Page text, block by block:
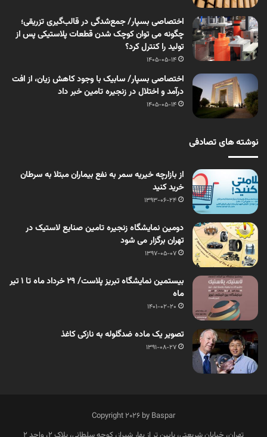
اختصاصی بسپار/ جمع‌شدگی در قالب‌گیری تزریقی؛
چگونه می توان کوچک شدن قطعات پلاستیکی پس از
تولید را کنترل کرد؟
1405-05-14
اختصاصی بسپار/ سابیک با وجود کاهش زیان، از افت
درآمد و اختلال در زنجیره تامین خبر داد
1405-05-14
نوشته های تصادفی
از بازارچه خیریه سمر به نفع بیماران مبتلا به سرطان
خرید کنید
1393-06-24
دومین نمایشگاه زنجیره تامین صنایع لاستیک در
تهران برگزار می شود
1397-05-07
بیستمین نمایشگاه تبریز پلاست/ 29 خرداد ماه تا 1 تیر
ماه
1401-02-20
تصویر یک ماده ضدگلوله به نازکی کاغذ
1391-08-27
Copyright 2026 by Baspar